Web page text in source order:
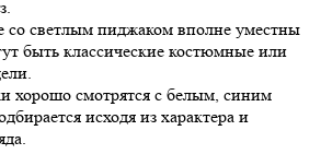
со светлым пиджаком вполне уместны
быть классические костюмные или
хорошо смотрятся с белым, синим
исходя из характера и